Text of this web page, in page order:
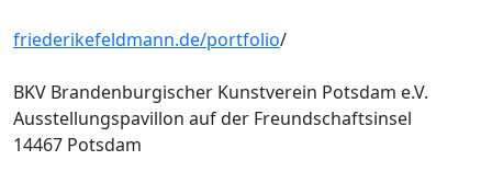
friederikefeldmann.de/portfolio/
BKV Brandenburgischer Kunstverein Potsdam e.V.
Ausstellungspavillon auf der Freundschaftsinsel
14467 Potsdam